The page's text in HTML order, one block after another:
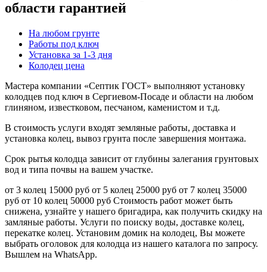
области гарантией
На любом грунте
Работы под ключ
Установка за 1-3 дня
Колодец цена
Мастера компании «Септик ГОСТ» выполняют установку
колодцев под ключ в Cергиевом-Посаде и области на любом
глиняном, известковом, песчаном, каменистом и т.д.
В стоимость услуги входят земляные работы, доставка и
установка колец, вывоз грунта после завершения монтажа.
Срок рытья колодца зависит от глубины залегания грунтовых
вод и типа почвы на вашем участке.
от 3 колец 15000 руб от 5 колец 25000 руб от 7 колец 35000
руб от 10 колец 50000 руб Стоимость работ может быть
снижена, узнайте у нашего бригадира, как получить скидку на
замляные работы. Услуги по поиску воды, доставке колец,
перекатке колец. Установим домик на колодец, Вы можете
выбрать оголовок для колодца из нашего каталога по запросу.
Вышлем на WhatsApp.